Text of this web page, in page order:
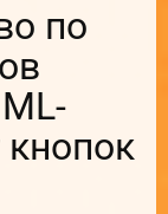
по
кнопок